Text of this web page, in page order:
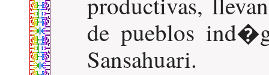
de pueblos
Sansahuari.